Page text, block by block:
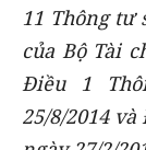
11 Thông tư
của Bộ Tài
Điều 1
25/8/2014